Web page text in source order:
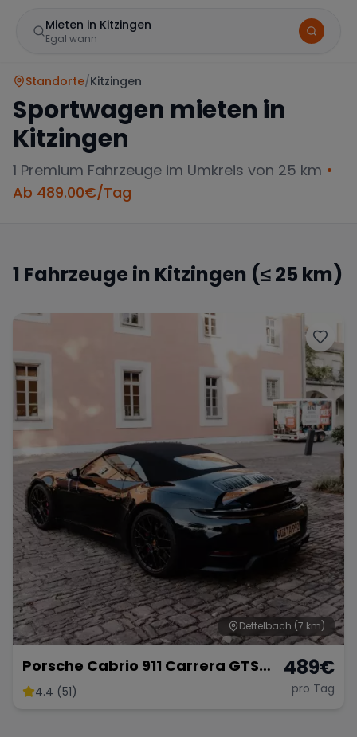
Mieten in Kitzingen
Egal wann
Lamborghini Ferrari
McLaren Ford
Tesla Chevrolet Dodge
Bentley Rolls Royce Aston Martin
Bugatti Maserati
Zeitraum wählen
Standorte/Kitzingen
Sportwagen mieten in
Kitzingen
1 Premium Fahrzeuge im Umkreis von 25 km •
Ab 489.00€/Tag
1 Fahrzeuge in Kitzingen (≤ 25 km)
Dettelbach (7 km)
Porsche Cabrio 911 Carrera GTS
mieten
4.4 (51)
489€
pro Tag